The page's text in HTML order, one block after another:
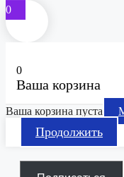
0
0
Ваша корзина
Ваша корзина пуста
Продолжить